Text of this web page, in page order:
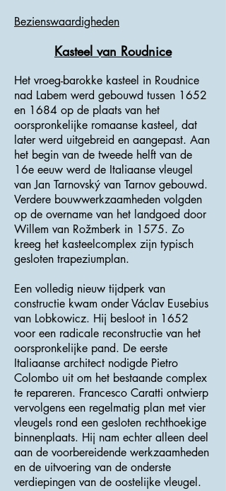
Bezienswaardigheden
Kasteel van Roudnice
Het vroeg-barokke kasteel in Roudnice
nad Labem werd gebouwd tussen 1652
en 1684 op de plaats van het
oorspronkelijke romaanse kasteel, dat
later werd uitgebreid en aangepast. Aan
het begin van de tweede helft van de
16e eeuw werd de Italiaanse vleugel
van Jan Tarnovský van Tarnov gebouwd.
Verdere bouwwerkzaamheden volgden
op de overname van het landgoed door
Willem van Rožmberk in 1575. Zo
kreeg het kasteelcomplex zijn typisch
gesloten trapeziumplan.
Een volledig nieuw tijdperk van
constructie kwam onder Václav Eusebius
van Lobkowicz. Hij besloot in 1652
voor een radicale reconstructie van het
oorspronkelijke pand. De eerste
Italiaanse architect nodigde Pietro
Colombo uit om het bestaande complex
te repareren. Francesco Caratti ontwierp
vervolgens een regelmatig plan met vier
vleugels rond een gesloten rechthoekige
binnenplaats. Hij nam echter alleen deel
aan de voorbereidende werkzaamheden
en de uitvoering van de onderste
verdiepingen van de oostelijke vleugel.